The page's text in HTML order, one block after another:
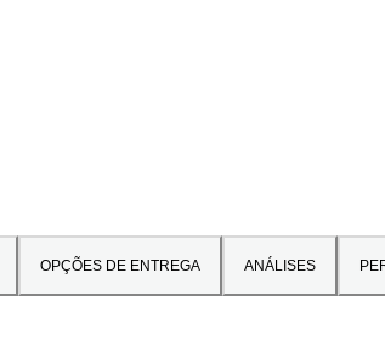
OPÇÕES DE ENTREGA ANÁLISES